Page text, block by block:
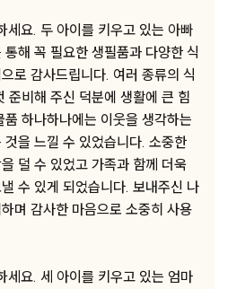
세요. 두 아이를 키우고 있는 아빠
해 꼭 필요한 생필품과 다양한 식
로 감사드립니다. 여러 종류의 식
준비해 주신 덕분에 생활에 큰 힘
하나하나에는 이웃을 생각하는
을 느낄 수 있었습니다. 소중한
덜 수 있었고 가족과 함께 더욱
수 있게 되었습니다. 보내주신 나
며 감사한 마음으로 소중히 사용
세요. 세 아이를 키우고 있는 엄마